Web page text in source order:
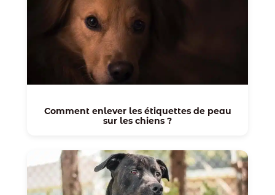
Comment enlever les étiquettes de peau
sur les chiens ?